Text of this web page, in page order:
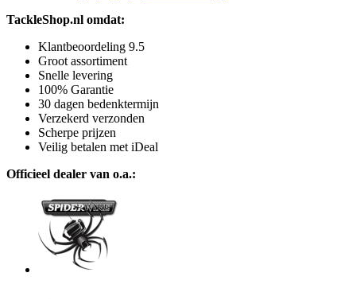
TackleShop.nl omdat:
Klantbeoordeling 9.5
Groot assortiment
Snelle levering
100% Garantie
30 dagen bedenktermijn
Verzekerd verzonden
Scherpe prijzen
Veilig betalen met iDeal
Officieel dealer van o.a.: